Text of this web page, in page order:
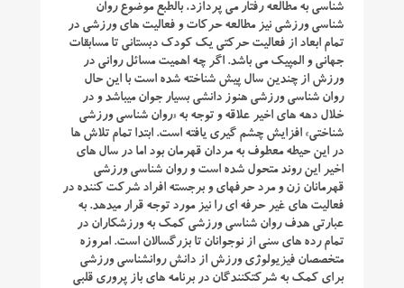
شناسی به مطالعه رفتار می‎ پردازد، بالطبع موضوع روان
‎شناسی ورزشی نیز مطالعه حرکات و فعالیت ‎های ورزشی در
تمام ابعاد از فعالیت حرکتی یک کودک دبستانی تا مسابقات
جهانی و المپیک می ‎باشد. اگر چه اهميت مسائل روانی در
ورزش از چندین سال پیش شناخته شده است با این حال
روان‎ شناسی ورزشی هنوز دانشی بسیار جوان می‎باشد و در
خلال دهه‎ های اخیر علاقه و توجه به «روان‎ شناسی ورزشی
شناختی» افزایش چشم‎ گیری یافته است. ابتدا تمام تلاش‎ ها
در این حیطه معطوف به مردان قهرمان بود اما در سال‎ های
اخیر این روند متحول شده است و روان‎ شناسی ورزشی
قهرمانان زن و مرد حرفه‎ای و برجسته افراد شرکت کننده در
فعالیت‎ های غیر حرفه ‏ای را نیز مورد توجه قرار می‎دهد. به
عبارتی هدف روان ‎شناسی ورزشی کمک به ورزشکاران در
تمام رده‎ های سنی از نوجوانان تا بزرگسالان است. امروزه
متخصصان فیزیولوژی ورزش از دانش روان‎شناسی ورزشی
برای کمک به شرکت‎کنندگان در برنامه‎ های باز پروری قلبی